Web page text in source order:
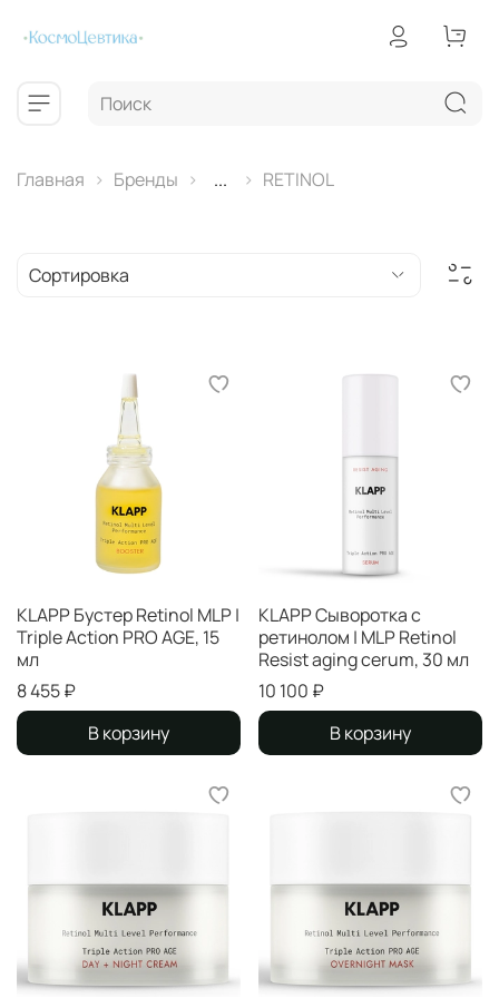
Главная Бренды ... RETINOL
KLAPP Бустер Retinol MLP |
Triple Action PRO AGE, 15
мл
8 455 ₽
В корзину
KLAPP Сыворотка с
ретинолом | MLP Retinol
Resist aging cerum, 30 мл
10 100 ₽
В корзину